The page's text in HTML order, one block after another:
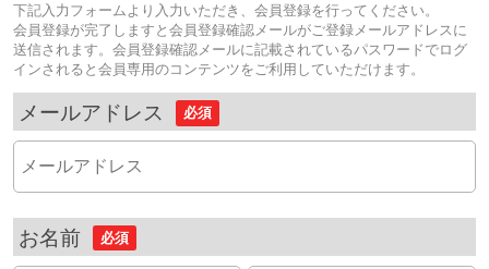
下記入力フォームより入力いただき、会員登録を行ってください。
会員登録が完了しますと会員登録確認メールがご登録メールアドレスに
送信されます。会員登録確認メールに記載されているパスワードでログ
インされると会員専用のコンテンツをご利用していただけます。
メールアドレス 必須
お名前 必須